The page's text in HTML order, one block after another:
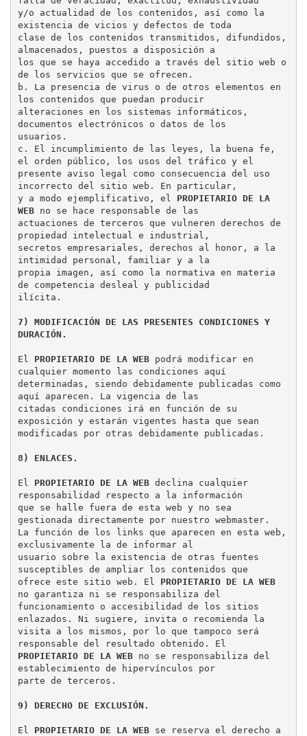
y/o actualidad de los contenidos, así como la
existencia de vicios y defectos de toda
clase de los contenidos transmitidos, difundidos,
almacenados, puestos a disposición a
los que se haya accedido a través del sitio web o
de los servicios que se ofrecen.
b. La presencia de virus o de otros elementos en
los contenidos que puedan producir
alteraciones en los sistemas informáticos,
documentos electrónicos o datos de los
usuarios.
c. El incumplimiento de las leyes, la buena fe,
el orden público, los usos del tráfico y el
presente aviso legal como consecuencia del uso
incorrecto del sitio web. En particular,
y a modo ejemplificativo, el PROPIETARIO DE LA
WEB no se hace responsable de las
actuaciones de terceros que vulneren derechos de
propiedad intelectual e industrial,
secretos empresariales, derechos al honor, a la
intimidad personal, familiar y a la
propia imagen, así como la normativa en materia
de competencia desleal y publicidad
ilícita.
7) MODIFICACIÓN DE LAS PRESENTES CONDICIONES Y
DURACIÓN.
El PROPIETARIO DE LA WEB podrá modificar en
cualquier momento las condiciones aquí
determinadas, siendo debidamente publicadas como
aquí aparecen. La vigencia de las
citadas condiciones irá en función de su
exposición y estarán vigentes hasta que sean
modificadas por otras debidamente publicadas.
8) ENLACES.
El PROPIETARIO DE LA WEB declina cualquier
responsabilidad respecto a la información
que se halle fuera de esta web y no sea
gestionada directamente por nuestro webmaster.
La función de los links que aparecen en esta web,
exclusivamente la de informar al
usuario sobre la existencia de otras fuentes
susceptibles de ampliar los contenidos que
ofrece este sitio web. El PROPIETARIO DE LA WEB
no garantiza ni se responsabiliza del
funcionamiento o accesibilidad de los sitios
enlazados. Ni sugiere, invita o recomienda la
visita a los mismos, por lo que tampoco será
PROPIETARIO DE LA WEB no se responsabiliza del
establecimiento de hipervínculos por
parte de terceros.
9) DERECHO DE EXCLUSIÓN.
El PROPIETARIO DE LA WEB se reserva el derecho a